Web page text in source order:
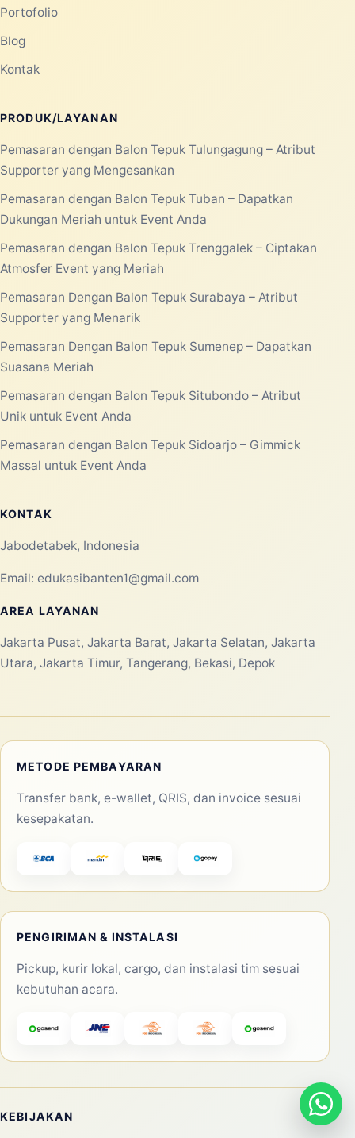
Portofolio
Blog
Kontak
PRODUK/LAYANAN
Pemasaran dengan Balon Tepuk Tulungagung – Atribut
Supporter yang Mengesankan
Pemasaran dengan Balon Tepuk Tuban – Dapatkan
Dukungan Meriah untuk Event Anda
Pemasaran dengan Balon Tepuk Trenggalek – Ciptakan
Atmosfer Event yang Meriah
Pemasaran Dengan Balon Tepuk Surabaya – Atribut
Supporter yang Menarik
Pemasaran Dengan Balon Tepuk Sumenep – Dapatkan
Suasana Meriah
Pemasaran dengan Balon Tepuk Situbondo – Atribut
Unik untuk Event Anda
Pemasaran dengan Balon Tepuk Sidoarjo – Gimmick
Massal untuk Event Anda
KONTAK
Jabodetabek, Indonesia
Email: edukasibanten1@gmail.com
AREA LAYANAN
Jakarta Pusat, Jakarta Barat, Jakarta Selatan, Jakarta
Utara, Jakarta Timur, Tangerang, Bekasi, Depok
METODE PEMBAYARAN
Transfer bank, e-wallet, QRIS, dan invoice sesuai
kesepakatan.
PENGIRIMAN & INSTALASI
Pickup, kurir lokal, cargo, dan instalasi tim sesuai
kebutuhan acara.
KEBIJAKAN